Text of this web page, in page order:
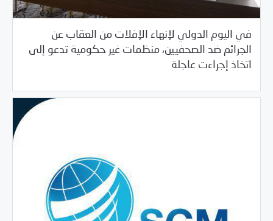
في اليوم الدولي لإنهاء الإفلات من العقاب عن
الجرائم ضد الصحفيين، منظمات غير حكومية تدعو إلى
اتخاذ إجراءت عاجلة
11/14/2019 بيانات المركز/بيانات صحفية/خبر بارز